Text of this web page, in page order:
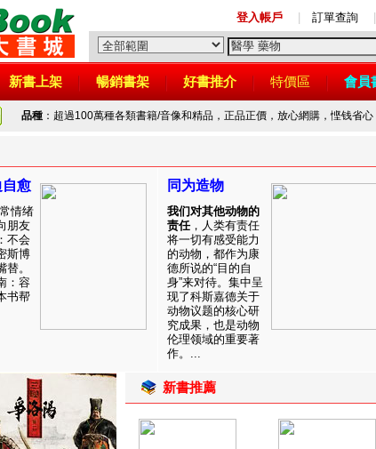
登入帳戶 訂單查詢
新書上架 暢銷書架 好書推介 特價區 會員
品種 ：超過100萬種各類書籍/音像和精品，正品正價，放心網購，悭钱省心
愈
情绪
朋友
不会
斯博
。
：容
书帮
同为造物
我们对其他动物的
责任，人类有责任
将一切有感受能力
的动物，都作为康
德所说的“目的自
身”来对待。集中呈
现了科斯嘉德关于
动物议题的核心研
究成果，也是动物
伦理领域的重要著
作。...
新書推薦